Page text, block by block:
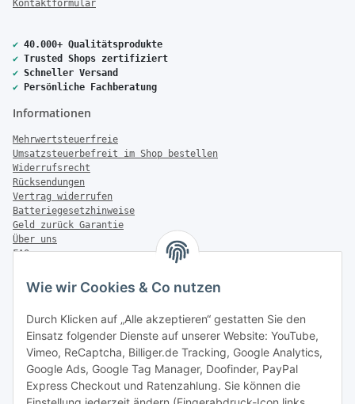
Wie wir Cookies & Co nutzen
Durch Klicken auf „Alle akzeptieren“ gestatten Sie den
Einsatz folgender Dienste auf unserer Website: YouTube,
Vimeo, ReCaptcha, Billiger.de Tracking, Google Analytics,
Google Ads, Google Tag Manager, Doofinder, PayPal
Express Checkout und Ratenzahlung. Sie können die
Kontaktformular
✔ 40.000+ Qualitätsprodukte
✔ Trusted Shops zertifiziert
✔ Schneller Versand
✔ Persönliche Fachberatung
Informationen
Mehrwertsteuerfreie
Umsatzsteuerbefreit im Shop bestellen
Widerrufsrecht
Rücksendungen
Vertrag widerrufen
Batteriegesetzhinweise
Geld zurück Garantie
Über uns
FAQ
Zahlung & Versand
Versandinformationen